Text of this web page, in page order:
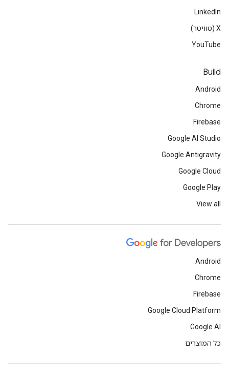
LinkedIn
‫X (טוויטר)
YouTube
Build
Android
Chrome
Firebase
Google AI Studio
Google Antigravity
Google Cloud
Google Play
View all
Android
Chrome
Firebase
Google Cloud Platform
Google AI
כל המוצרים